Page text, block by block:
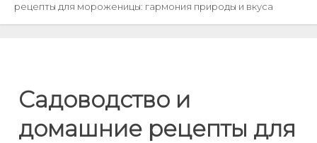
рецепты для мороженицы: гармония природы и вкуса
Садоводство и
домашние рецепты для